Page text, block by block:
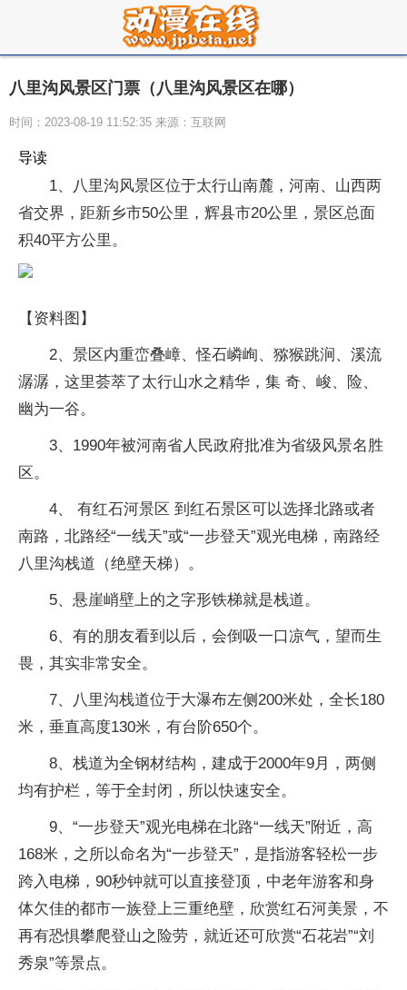
八里沟风景区门票（八里沟风景区在哪）
时间：2023-08-19 11:52:35 来源：互联网
导读
1、八里沟风景区位于太行山南麓，河南、山西两
省交界，距新乡市50公里，辉县市20公里，景区总面
积40平方公里。
【资料图】
2、景区内重峦叠嶂、怪石嶙峋、猕猴跳涧、溪流
潺潺，这里荟萃了太行山水之精华，集 奇、峻、险、
幽为一谷。
3、1990年被河南省人民政府批准为省级风景名胜
区。
4、 有红石河景区 到红石景区可以选择北路或者
南路，北路经“一线天”或“一步登天”观光电梯，南路经
八里沟栈道（绝壁天梯）。
5、悬崖峭壁上的之字形铁梯就是栈道。
6、有的朋友看到以后，会倒吸一口凉气，望而生
畏，其实非常安全。
7、八里沟栈道位于大瀑布左侧200米处，全长180
米，垂直高度130米，有台阶650个。
8、栈道为全钢材结构，建成于2000年9月，两侧
均有护栏，等于全封闭，所以快速安全。
9、“一步登天”观光电梯在北路“一线天”附近，高
168米，之所以命名为“一步登天”，是指游客轻松一步
跨入电梯，90秒钟就可以直接登顶，中老年游客和身
体欠佳的都市一族登上三重绝壁，欣赏红石河美景，不
再有恐惧攀爬登山之险劳，就近还可欣赏“石花岩”“刘
秀泉”等景点。